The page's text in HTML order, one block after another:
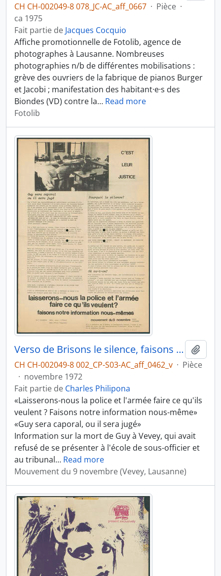
CH CH-002049-8 078_JC-AC_aff_0667 · Pièce ·
ca 1975
Fait partie de Jacques Cocquio
Affiche promotionnelle de Fotolib, agence de
photographes à Lausanne. Nombreuses
photographies n/b de différentes mobilisations :
grève des ouvriers de la fabrique de pianos Burger
et Jacobi ; manifestation des habitant·e·s des
Biondes (VD) contre la… Read more
Fotolib
Verso de Brisons le silence, faisons la vérité
CH CH-002049-8 002_CP-S03-AC_aff_0462_v · Pièce
· novembre 1972
Fait partie de Charles Philipona
«Laisserons-nous la police et l'armée faire ce qu'ils
veulent ? Faisons notre information nous-même»
«Guy sera caporal, ou il sera jugé»
Information sur la mort de Guy à Vevey, qui avait
refusé de se présenter à l'école de sous-officier et
au tribunal… Read more
Mouvement du 9 novembre (Vevey, Lausanne)